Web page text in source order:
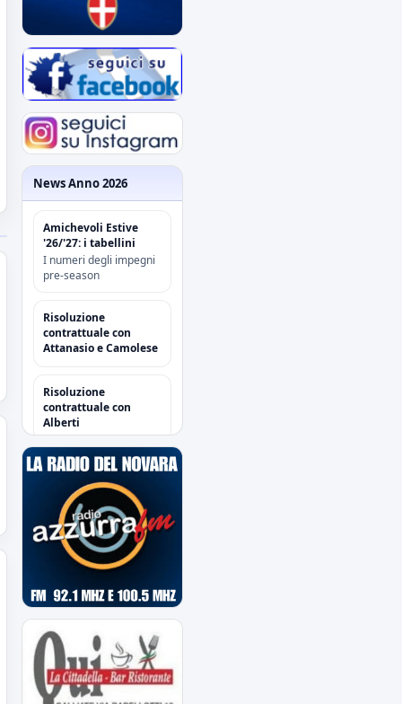
News Anno 2026
Amichevoli Estive
'26/'27: i tabellini
I numeri degli impegni
pre-season
Risoluzione
contrattuale con
Attanasio e Camolese
Risoluzione
contrattuale con
Alberti
Acquisti/Cessioni
"Sessione Estiva
2026/2027"
tutte le operazioni degli
azzurri
Il Novara è atteso dal
quarto impegno
estivo
Mercoledì a Chiavari.
Tra amichevoli e
mercato...
Orari Biglietteria